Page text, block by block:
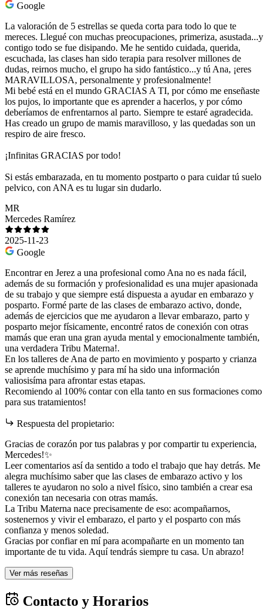
Google
La valoración de 5 estrellas se queda corta para todo lo que te
mereces. Llegué con muchas preocupaciones, primeriza, asustada...y
contigo todo se fue disipando. Me he sentido cuidada, querida,
escuchada, las clases han sido terapia para resolver millones de
dudas, reirnos mucho, el grupo ha sido fantástico...y tú Ana, ¡eres
MARAVILLOSA, personalmente y profesionalmente!
Mi bebé está en el mundo GRACIAS A TI, por cómo me enseñaste
los pujos, lo importante que es aprender a hacerlos, y por cómo
deberíamos de enfrentarnos al parto. Siempre te estaré agradecida.
Has creado un grupo de mamis maravilloso, y las quedadas son un
respiro de aire fresco.
¡Infinitas GRACIAS por todo!
Si estás embarazada, en tu momento postparto o para cuidar tú suelo
pelvico, con ANA es tu lugar sin dudarlo.
MR
Mercedes Ramírez
2025-11-23
Google
Encontrar en Jerez a una profesional como Ana no es nada fácil,
además de su formación y profesionalidad es una mujer apasionada
de su trabajo y que siempre está dispuesta a ayudar en embarazo y
posparto. Formé parte de las clases de embarazo activo, donde,
además de ejercicios que me ayudaron a llevar embarazo, parto y
posparto mejor físicamente, encontré ratos de conexión con otras
mamás que eran una gran ayuda mental y emocionalmente también,
una verdadera Tribu Materna!.
En los talleres de Ana de parto en movimiento y posparto y crianza
se aprende muchísimo y para mí ha sido una información
valiosisíma para afrontar estas etapas.
Recomiendo al 100% contar con ella tanto en sus formaciones como
para sus tratamientos!
Respuesta del propietario:
Gracias de corazón por tus palabras y por compartir tu experiencia,
Mercedes!✨
Leer comentarios así da sentido a todo el trabajo que hay detrás. Me
alegra muchísimo saber que las clases de embarazo activo y los
talleres te ayudaron no solo a nivel físico, sino también a crear esa
conexión tan necesaria con otras mamás.
La Tribu Materna nace precisamente de eso: acompañarnos,
sostenernos y vivir el embarazo, el parto y el posparto con más
confianza y menos soledad.
Gracias por confiar en mí para acompañarte en un momento tan
importante de tu vida. Aquí tendrás siempre tu casa. Un abrazo!
Ver más reseñas
Contacto y Horarios